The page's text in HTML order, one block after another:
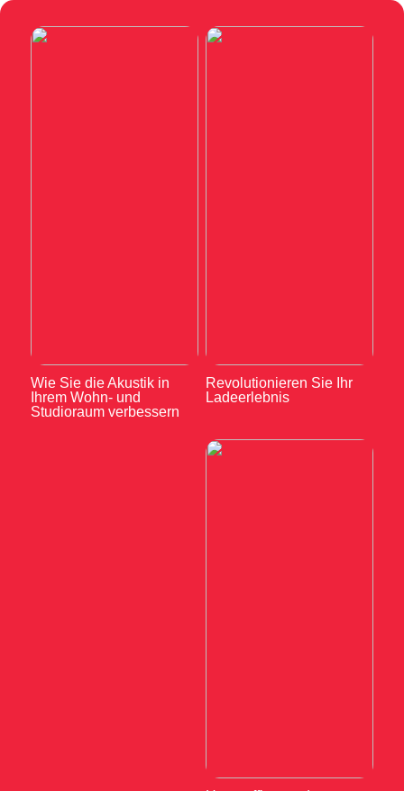
Wie Sie die Akustik in
Ihrem Wohn- und
Studioraum verbessern
Revolutionieren Sie Ihr
Ladeerlebnis